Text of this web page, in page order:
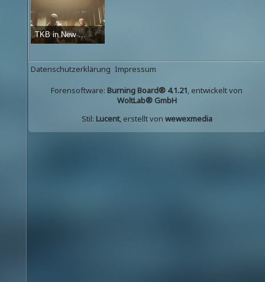
TKB in New York
JesseNiven-20. Februar 2016
Datenschutzerklärung Impressum
Forensoftware: Burning Board® 4.1.21, entwickelt von
WoltLab® GmbH
Stil: Lucent, erstellt von wewexmedia